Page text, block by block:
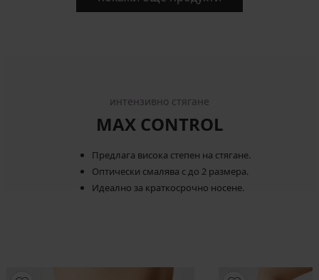
интензивно стягане
MAX CONTROL
Предлага висока степен на стягане.
Оптически смалява с до 2 размера.
Идеално за краткосрочно носене.